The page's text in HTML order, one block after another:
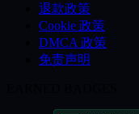
退款政策
Cookie 政策
DMCA 政策
免责声明